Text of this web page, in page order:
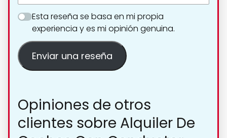
Esta reseña se basa en mi propia
experiencia y es mi opinión genuina.
Enviar una reseña
Opiniones de otros
clientes sobre Alquiler De